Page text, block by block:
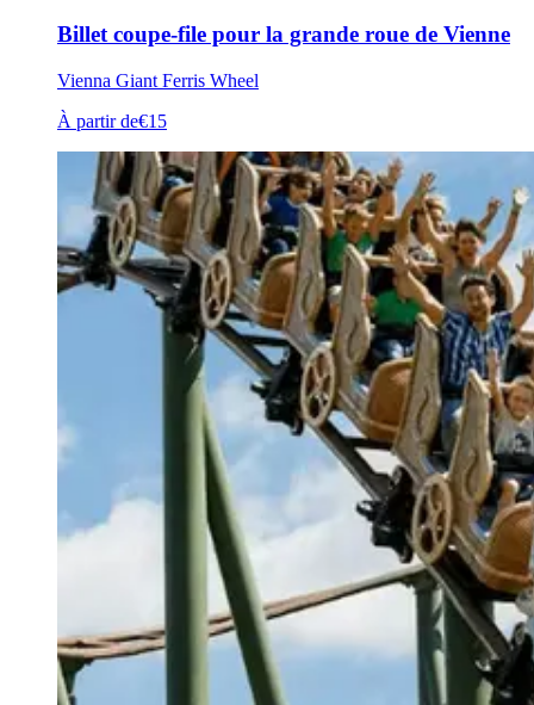
Billet coupe-file pour la grande roue de Vienne
Vienna Giant Ferris Wheel
À partir de€15